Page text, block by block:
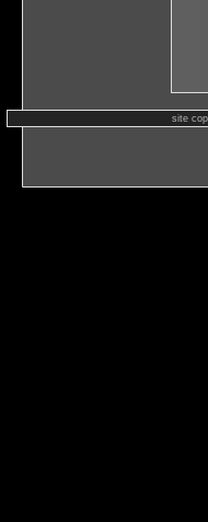
site